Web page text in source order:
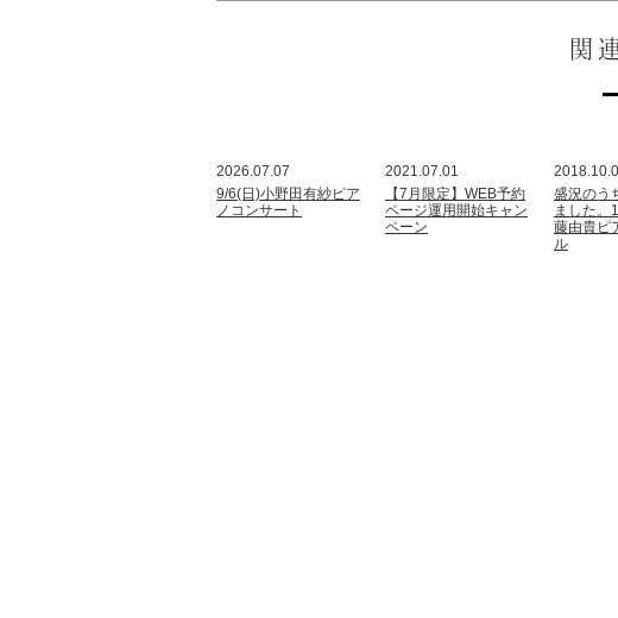
関
2026.07.07
9/6(日)小野田有紗ピア
ノコンサート
2021.07.01
【7月限定】WEB予約
ページ運用開始キャン
ペーン
盛況のう
ました。
藤由貴ピ
ル